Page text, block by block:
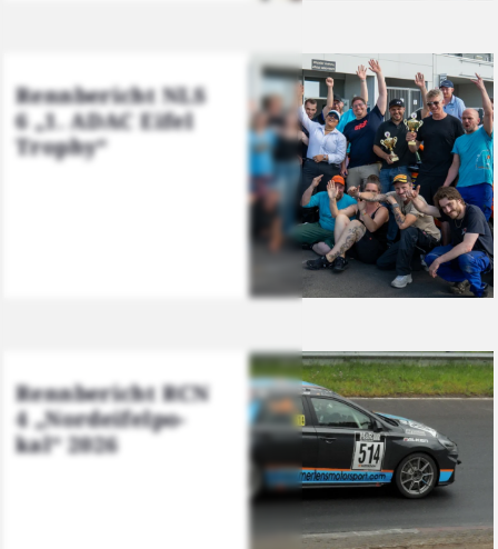
Renn­be­richt NLS
6 „1. ADAC Eifel
Tro­phy“
Renn­be­richt RCN
4 „Nord­ei­fel­po­
kal“ 2026